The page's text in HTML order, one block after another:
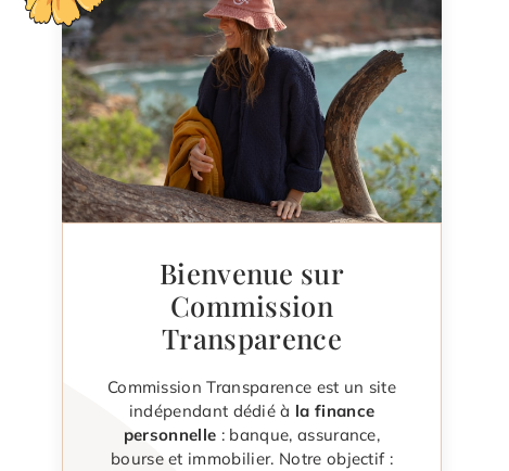
Bienvenue sur
Commission
Transparence
Commission Transparence est un site
indépendant dédié à la finance
personnelle : banque, assurance,
bourse et immobilier. Notre objectif :